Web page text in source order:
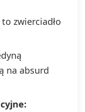
zwierciadło
na absurd